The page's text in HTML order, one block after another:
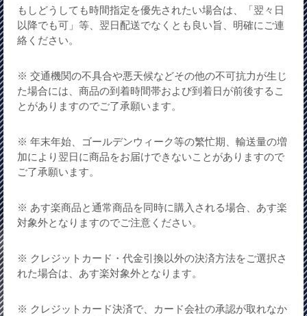
もしどうしても時間指定を優先されたい場合は、「翌々日
以降でも可」等、翌日配送でなくとも良い旨、明確にご連
絡ください。
※ 交通機関の不具合や悪天候などその他の不可抗力が生じ
た場合には、商品の到着時間帯および到着日が前後するこ
とがありますのでご了承願います。
※ 年末年始、ゴールデンウィーク等の繁忙期、輸送量の増
加により翌日に商品をお届けできないことがありますので
ご了承願います。
※ あす楽商品と通常商品を同時に購入される場合、あす楽
対象外となりますのでご注意ください。
※ クレジットカード・代金引換以外の決済方法をご選択さ
れた場合は、あす楽対象外となります。
※ クレジットカード決済で、カード会社の承認が取れなか